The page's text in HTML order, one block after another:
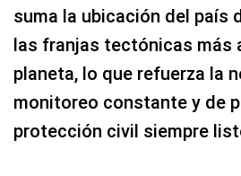
suma la ubicación del país
las franjas tectónicas más
planeta, lo que refuerza la
monitoreo constante y de
protección civil siempre